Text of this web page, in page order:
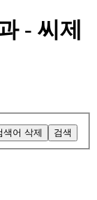
- 씨제
색어 삭제 검색